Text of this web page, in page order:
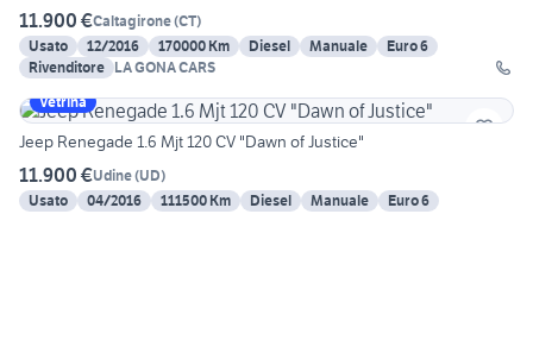
11.900 €Caltagirone(CT)
Usato
12/2016 170000 Km Diesel Manuale
Euro 6
Rivenditore LA GONA CARS
Vetrina
Jeep Renegade 1.6 Mjt 120 CV "Dawn of Justice"
11.900 €Udine(UD)
Usato
04/2016 111500 Km Diesel Manuale Euro 6